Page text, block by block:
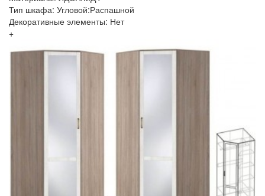
Тип шкафа: Угловой:Распашной
Декоративные элементы: Нет
+